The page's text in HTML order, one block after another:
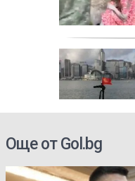
Още от Gol.bg